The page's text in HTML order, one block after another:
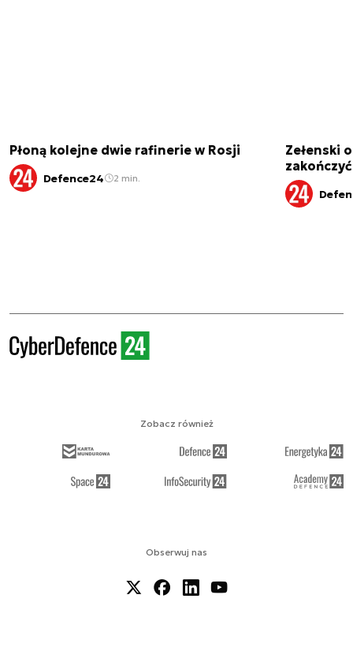
Płoną kolejne dwie rafinerie w Rosji
Defence24 2 min.
Zełenski
Obserwuj nas
Zobacz również